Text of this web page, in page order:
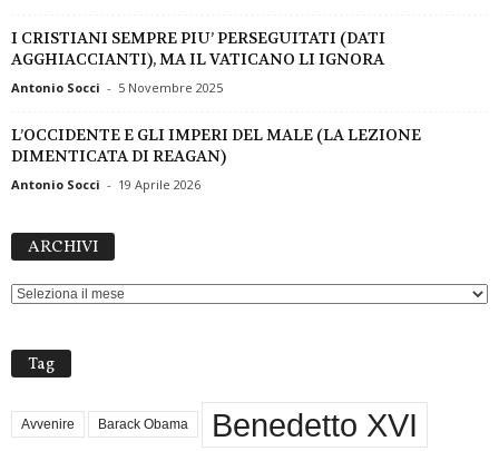
I CRISTIANI SEMPRE PIU’ PERSEGUITATI (DATI
AGGHIACCIANTI), MA IL VATICANO LI IGNORA
Antonio Socci - 5 Novembre 2025
L’OCCIDENTE E GLI IMPERI DEL MALE (LA LEZIONE
DIMENTICATA DI REAGAN)
Antonio Socci - 19 Aprile 2026
ARCHIVI
Tag
Avvenire Barack Obama Benedetto XVI